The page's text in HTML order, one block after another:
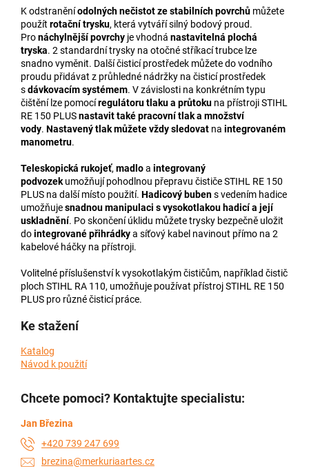
K odstraněníodolných nečistot ze stabilních povrchů můžete
použít rotační trysku, která vytváří silný bodový proud.
Pronáchylnější povrchy je vhodná nastavitelná plochá
tryska. 2 standardní trysky na otočné stříkací trubce lze
snadno vyměnit. Další čisticí prostředek můžete do vodního
proudu přidávat z průhledné nádržky na čisticí prostředek
sdávkovacím systémem. V závislosti na konkrétním typu
čištění lze pomocíregulátoru tlaku a průtoku na přístroji STIHL
RE 150 PLUSnastavit také pracovní tlak a množství
vody. Nastavený tlak můžete vždy sledovat na integrovaném
manometru.
Teleskopická rukojeť, madloa integrovaný
podvozek umožňují pohodlnou přepravu čističe STIHL RE 150
PLUS na další místo použití. Hadicový bubens vedením hadice
umožňujesnadnou manipulaci s vysokotlakou hadicí a její
uskladnění. Po skončení úklidu můžete trysky bezpečně uložit
dointegrované přihrádkya síťový kabel navinout přímo na 2
kabelové háčky na přístroji.
Volitelné příslušenství k vysokotlakým čističům, například čistič
ploch STIHL RA 110, umožňuje používat přístroj STIHL RE 150
PLUS pro různé čisticí práce.
Ke stažení
Katalog
Návod k použití
Chcete pomoci? Kontaktujte specialistu:
Jan Březina
+420 739 247 699
brezina@merkuriaartes.cz